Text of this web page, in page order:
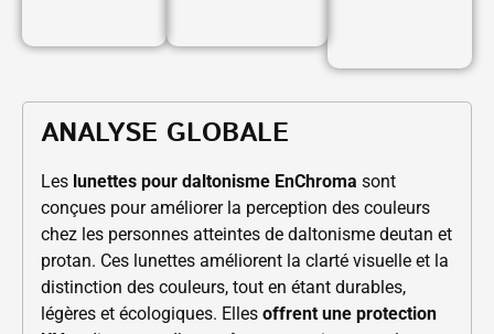
ANALYSE GLOBALE
Les lunettes pour daltonisme EnChroma sont
conçues pour améliorer la perception des couleurs
chez les personnes atteintes de daltonisme deutan et
protan. Ces lunettes améliorent la clarté visuelle et la
distinction des couleurs, tout en étant durables,
légères et écologiques. Elles offrent une protection